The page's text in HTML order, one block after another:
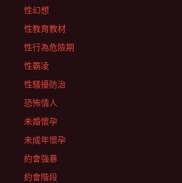
性幻想
性教育教材
性行為危險期
性霸凌
性騷擾防治
恐怖情人
未婚懷孕
未成年懷孕
約會強暴
約會階段